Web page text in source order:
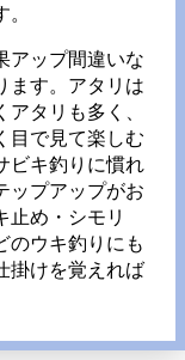
アップ間違いな
ます。アタリは
タリも多く、
目で見て楽しむ
ビキ釣りに慣れ
ップアップがお
止め・シモリ
のウキ釣りにも
掛けを覚えれば